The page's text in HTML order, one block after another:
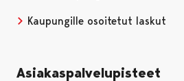
Kaupungille osoitetut laskut
Asiakaspalvelupisteet